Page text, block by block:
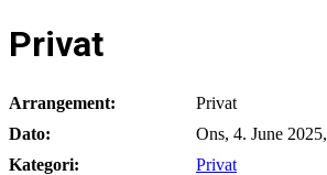
Privat
Arrangement:
Privat
Dato:
Ons, 4. June 2025,
Kategori:
Privat